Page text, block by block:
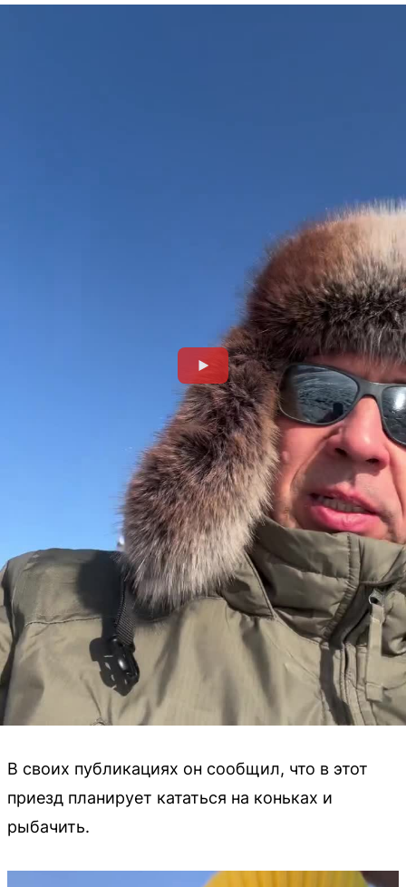
В своих публикациях он сообщил, что в этот
приезд планирует кататься на коньках и
рыбачить.